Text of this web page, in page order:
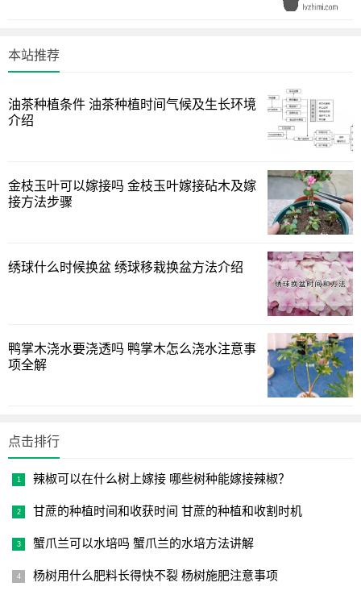
3、光照：天堂鸟喜光，生长过程保证每天都有充足的光
开花又大又鲜艳。家里的天堂鸟尽量放在向阳的位置养，可
使植株枝条粗壮，叶片硕大翠绿。
本站推荐
油茶种植条件 油茶种植时间气候及生长环境
介绍
金枝玉叶可以嫁接吗 金枝玉叶嫁接砧木及嫁
接方法步骤
绣球什么时候换盆 绣球移栽换盆方法介绍
鸭掌木浇水要浇透吗 鸭掌木怎么浇水注意事
项全解
点击排行
辣椒可以在什么树上嫁接 哪些树种能嫁接辣椒？
甘蔗的种植时间和收获时间 甘蔗的种植和收割时机
蟹爪兰可以水培吗 蟹爪兰的水培方法讲解
杨树用什么肥料长得快不裂 杨树施肥注意事项